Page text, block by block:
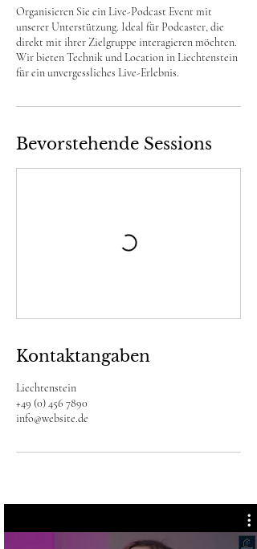
Organisieren Sie ein Live-Podcast Event mit
unserer Unterstützung. Ideal für Podcaster, die
direkt mit ihrer Zielgruppe interagieren möchten.
Wir bieten Technik und Location in Liechtenstein
für ein unvergessliches Live-Erlebnis.
Bevorstehende Sessions
Kontaktangaben
Liechtenstein
+49 (0) 456 7890
info@website.de